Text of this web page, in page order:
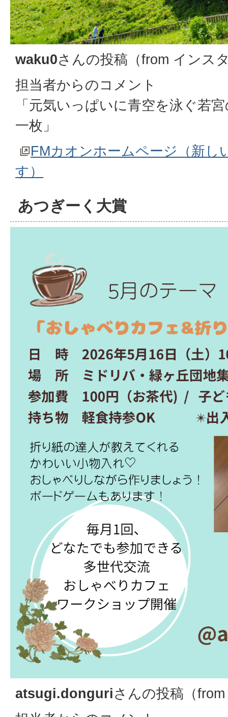
waku0さんの投稿（from インス
担当者からのコメント
「元気いっぱいに青空を泳ぐ若
一枚」
FMカオンホームページ（新し
す）
あつぎーく大賞
atsugi.donguriさんの投稿（